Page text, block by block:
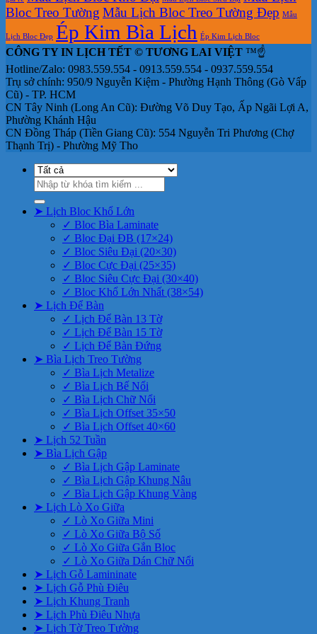
Bloc Treo Tường Mẫu Lịch Bloc Treo Tường Đẹp Mẫu
Lịch Bloc Đẹp Ép Kim Bìa Lịch Ép Kim Lịch Bloc
CÔNG TY IN LỊCH TẾT © TƯƠNG LAI VIỆT ™☝️
Hotline/Zalo: 0983.559.554 - 0913.559.554 - 0937.559.554
Trụ sở chính: 950/9 Nguyễn Kiệm - Phường Hạnh Thông (Gò Vấp
Cũ) - TP. HCM
CN Tây Ninh (Long An Cũ): Đường Võ Duy Tạo, Ấp Ngãi Lợi A,
Phường Khánh Hậu
CN Đồng Tháp (Tiền Giang Cũ): 554 Nguyễn Tri Phương (Chợ
Thạnh Trị) - Phường Mỹ Tho
Tìm
kiếm:
➤ Lịch Bloc Khổ Lớn
✓ Bloc Bìa Laminate
✓ Bloc Đại ĐB (17×24)
✓ Bloc Siêu Đại (20×30)
✓ Bloc Cực Đại (25×35)
✓ Bloc Siêu Cực Đại (30×40)
✓ Bloc Khổ Lớn Nhất (38×54)
➤ Lịch Để Bàn
✓ Lịch Để Bàn 13 Tờ
✓ Lịch Để Bàn 15 Tờ
✓ Lịch Để Bàn Đứng
➤ Bìa Lịch Treo Tường
✓ Bìa Lịch Metalize
✓ Bìa Lịch Bế Nổi
✓ Bìa Lịch Chữ Nổi
✓ Bìa Lịch Offset 35×50
✓ Bìa Lịch Offset 40×60
➤ Lịch 52 Tuần
➤ Bìa Lịch Gập
✓ Bìa Lịch Gập Laminate
✓ Bìa Lịch Gập Khung Nâu
✓ Bìa Lịch Gập Khung Vàng
➤ Lịch Lò Xo Giữa
✓ Lò Xo Giữa Mini
✓ Lò Xo Giữa Bộ Số
✓ Lò Xo Giữa Gắn Bloc
✓ Lò Xo Giữa Dán Chữ Nổi
➤ Lịch Gỗ Lamininate
➤ Lịch Gỗ Phù Điêu
➤ Lịch Khung Tranh
➤ Lịch Phù Điêu Nhựa
➤ Lịch Tờ Treo Tường